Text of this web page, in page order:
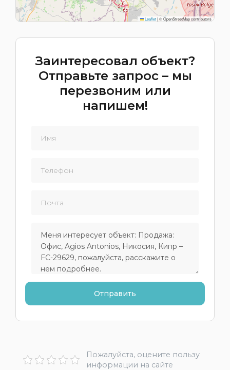
Leaflet|© OpenStreetMap contributors
Заинтересовал объект?
Отправьте запрос – мы
перезвоним или
напишем!
Пожалуйста, оцените пользу
информации на сайте